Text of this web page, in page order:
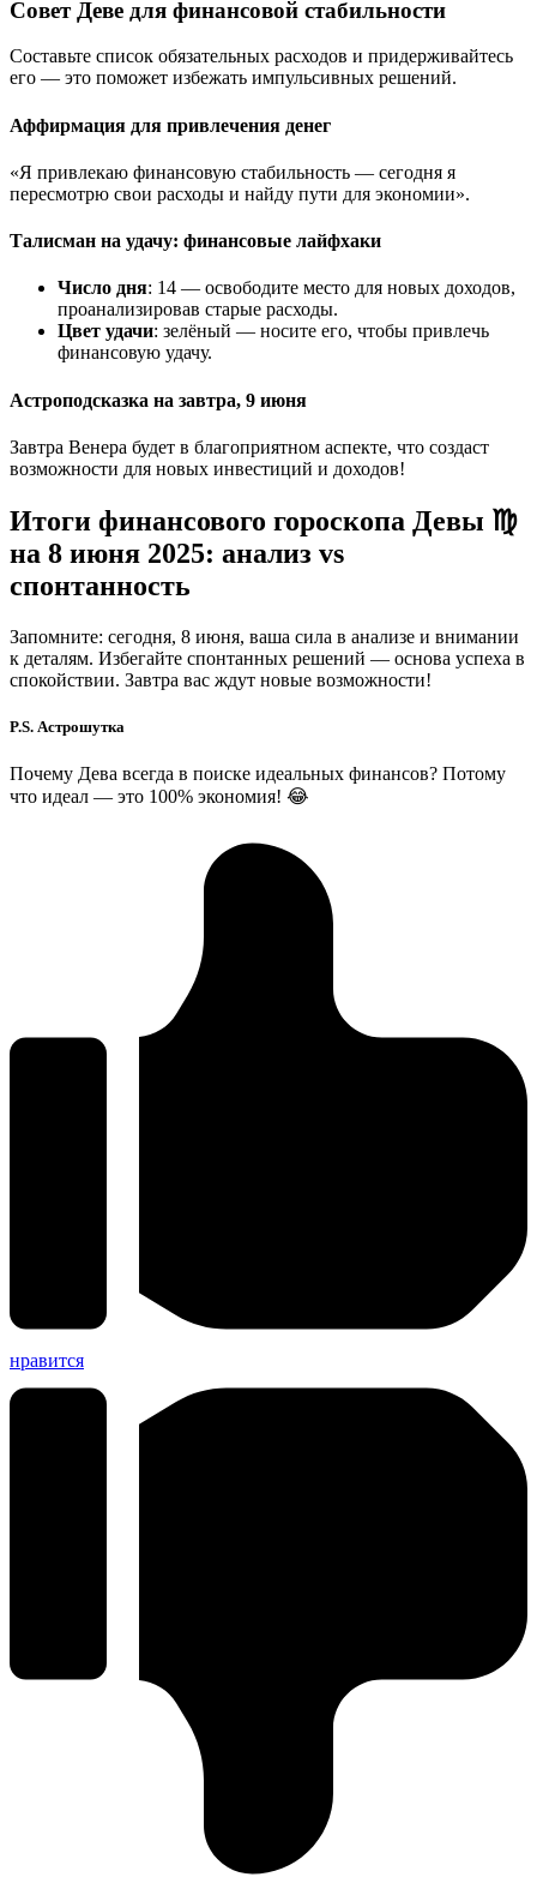
Совет Деве для финансовой стабильности
Составьте список обязательных расходов и придерживайтесь
его — это поможет избежать импульсивных решений.
Аффирмация для привлечения денег
«Я привлекаю финансовую стабильность — сегодня я
пересмотрю свои расходы и найду пути для экономии».
Талисман на удачу: финансовые лайфхаки
Число дня: 14 — освободите место для новых доходов,
проанализировав старые расходы.
Цвет удачи: зелёный — носите его, чтобы привлечь
финансовую удачу.
Астроподсказка на завтра, 9 июня
Завтра Венера будет в благоприятном аспекте, что создаст
возможности для новых инвестиций и доходов!
Итоги финансового гороскопа Девы ♍
на 8 июня 2025: анализ vs
спонтанность
Запомните: сегодня, 8 июня, ваша сила в анализе и внимании
к деталям. Избегайте спонтанных решений — основа успеха в
спокойствии. Завтра вас ждут новые возможности!
P.S. Астрошутка
Почему Дева всегда в поиске идеальных финансов? Потому
что идеал — это 100% экономия! 😂
нравится